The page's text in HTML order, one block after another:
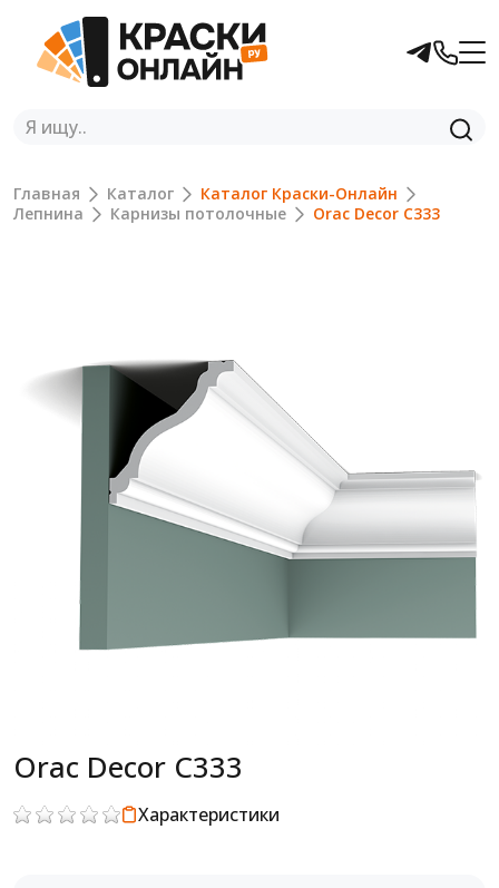
Главная Каталог
Каталог Краски-Онлайн
Лепнина
Карнизы потолочные Orac Decor C333
Orac Decor C333
Характеристики